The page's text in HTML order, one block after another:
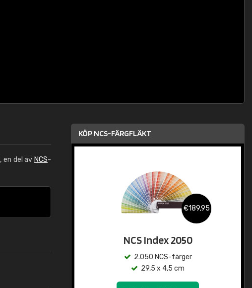
, en del av NCS-
KÖP NCS-FÄRGFLÄKT
€189,95
NCS Index 2050
2.050 NCS-färger
29,5 x 4,5 cm